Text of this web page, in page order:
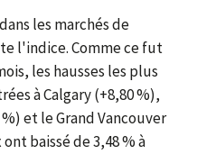
les marchés de
l'indice. Comme ce fut
les hausses les plus
à Calgary (+8,80 %),
et le Grand Vancouver
baissé de 3,48 % à